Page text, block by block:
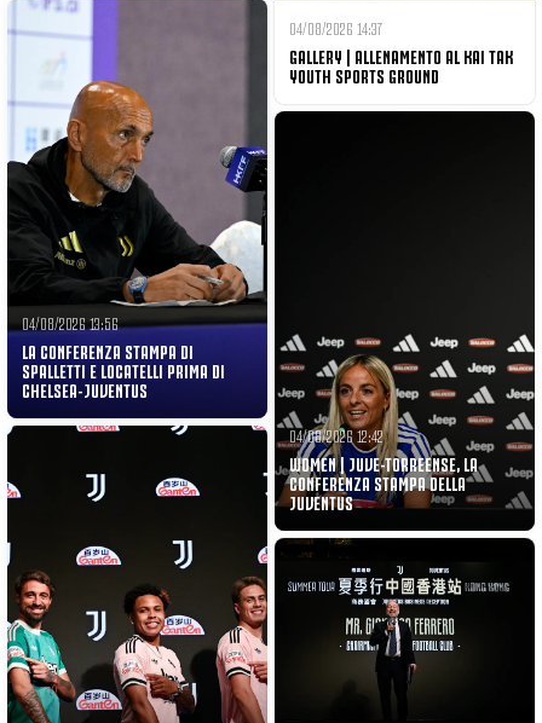
04/08/2026 14:37
GALLERY | ALLENAMENTO AL KAI TAK
YOUTH SPORTS GROUND
04/08/2026 13:56
LA CONFERENZA STAMPA DI
SPALLETTI E LOCATELLI PRIMA DI
CHELSEA-JUVENTUS
04/08/2026 12:42
WOMEN | JUVE-TORREENSE, LA
CONFERENZA STAMPA DELLA
JUVENTUS